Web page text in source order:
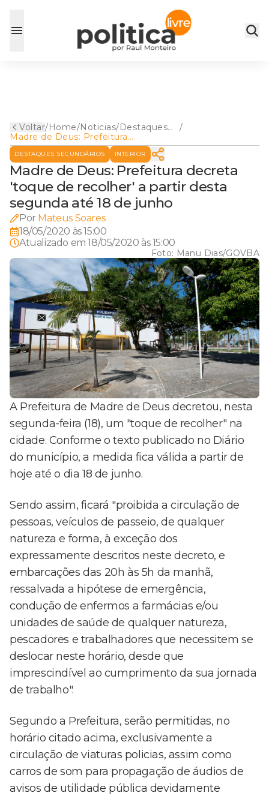
Voltar/Home/Noticias/Destaques
Secundários
/
Madre de Deus: Prefeitura
decreta 'toque de recolher' a
partir desta segunda até 18
de junho
DESTAQUES SECUNDÁRIOS INTERIOR
Madre de Deus: Prefeitura decreta
'toque de recolher' a partir desta
segunda até 18 de junho
Por Mateus Soares
18/05/2020 às 15:00
Atualizado em18/05/2020 às 15:00
Foto: Manu Dias/GOVBA
A Prefeitura de Madre de Deus decretou, nesta
segunda-feira (18), um "toque de recolher" na
cidade. Conforme o texto publicado no Diário
do município, a medida fica válida a partir de
hoje até o dia 18 de junho.
Sendo assim, ficará "proibida a circulação de
pessoas, veículos de passeio, de qualquer
natureza e forma, à exceção dos
expressamente descritos neste decreto, e
embarcações das 20h às 5h da manhã,
ressalvada a hipótese de emergência,
condução de enfermos a farmácias e/ou
unidades de saúde de qualquer natureza,
pescadores e trabalhadores que necessitem se
deslocar neste horário, desde que
imprescindível ao cumprimento da sua jornada
de trabalho".
Segundo a Prefeitura, serão permitidas, no
horário citado acima, exclusivamente a
circulação de viaturas policias, assim como
carros de som para propagação de áudios de
avisos de utilidade pública devidamente